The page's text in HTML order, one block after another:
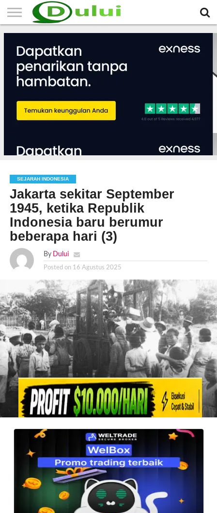
HOME
GRATIS
SEJARAH INDONESIA
Jakarta sekitar September
1945, ketika Republik
Indonesia baru berumur
beberapa hari (3)
By Dului
Posted on 16 Agustus 2025